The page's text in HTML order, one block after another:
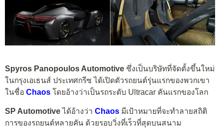
Spyros Panopoulos Automotive ซึ่งเป็นบริษัทที่จัดตั้งขึ้นใหม่
ในกรุงเอเธนส์ ประเทศกรีซ ได้เปิดตัวรถยนต์รุ่นแรกของพวกเขา
ในชื่อ Chaos โดยอ้างว่าเป็นรถระดับ Ultracar คันแรกของโลก
SP Automotiveได้อ้างว่า Chaos มีเป้าหมายที่จะทำลายสถิติ
การของรถยนต์หลายคัน ด้วยรอบวิ่งที่เร็วที่สุดบนสนาม